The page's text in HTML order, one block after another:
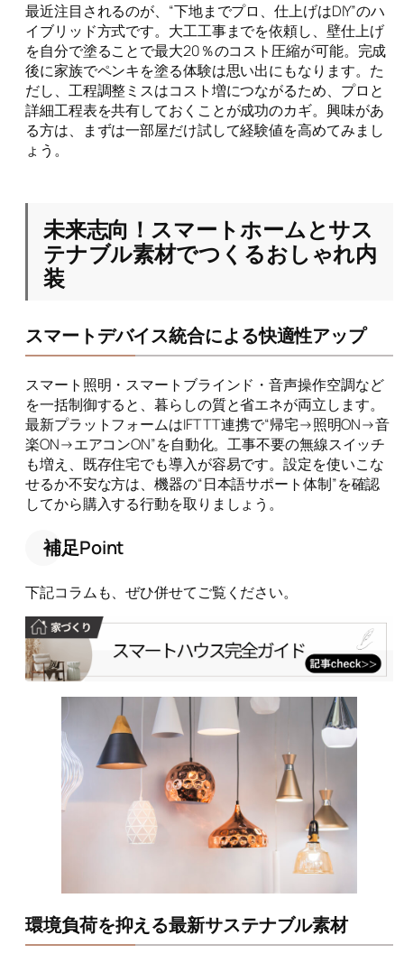
最近注目されるのが、“下地までプロ、仕上げはDIY”のハ
イブリッド方式です。大工工事までを依頼し、壁仕上げ
を自分で塗ることで最大20％のコスト圧縮が可能。完成
後に家族でペンキを塗る体験は思い出にもなります。た
だし、工程調整ミスはコスト増につながるため、プロと
詳細工程表を共有しておくことが成功のカギ。興味があ
る方は、まずは一部屋だけ試して経験値を高めてみまし
ょう。
未来志向！スマートホームとサス
テナブル素材でつくるおしゃれ内
装
スマートデバイス統合による快適性アップ
スマート照明・スマートブラインド・音声操作空調など
を一括制御すると、暮らしの質と省エネが両立します。
最新プラットフォームはIFTTT連携で“帰宅→照明ON→音
楽ON→エアコンON”を自動化。工事不要の無線スイッチ
も増え、既存住宅でも導入が容易です。設定を使いこな
せるか不安な方は、機器の“日本語サポート体制”を確認
してから購入する行動を取りましょう。
補足Point
下記コラムも、ぜひ併せてご覧ください。
環境負荷を抑える最新サステナブル素材